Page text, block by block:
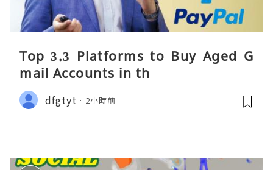
Top 3.3 Platforms to Buy Aged G
mail Accounts in th
dfgtyt 2小時前